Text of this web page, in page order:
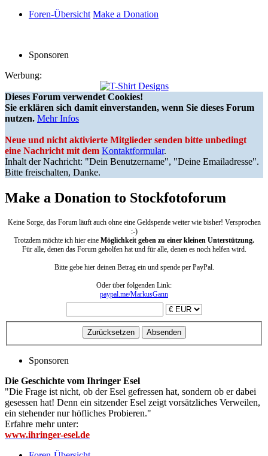
Foren-Übersicht Make a Donation
Sponsoren
Werbung:
Dieses Forum verwendet Cookies!
Sie erklären sich damit einverstanden, wenn Sie dieses Forum
nutzen. Mehr Infos
Neue und nicht aktivierte Mitglieder senden bitte unbedingt
eine Nachricht mit dem Kontaktformular.
Inhalt der Nachricht: "Dein Benutzername", "Deine Emailadresse".
Bitte freischalten, Danke.
Make a Donation to Stockfotoforum
Keine Sorge, das Forum läuft auch ohne eine Geldspende weiter wie bisher! Versprochen
:-)
Trotzdem möchte ich hier eine Möglichkeit geben zu einer kleinen Unterstützung.
Für alle, denen das Forum geholfen hat und für alle, denen es noch helfen wird.
Bitte gebe hier deinen Betrag ein und spende per PayPal.
Oder über folgenden Link:
paypal.me/MarkusGann
Sponsoren
Die Geschichte vom Ihringer Esel
"Die Frage ist nicht, ob der Esel gefressen hat, sondern ob er dabei
gesessen hat! Denn ein sitzender Esel zeigt vorsätzliches Verweilen,
ein stehender nur höfliches Probieren."
Erfahre mehr unter:
www.ihringer-esel.de